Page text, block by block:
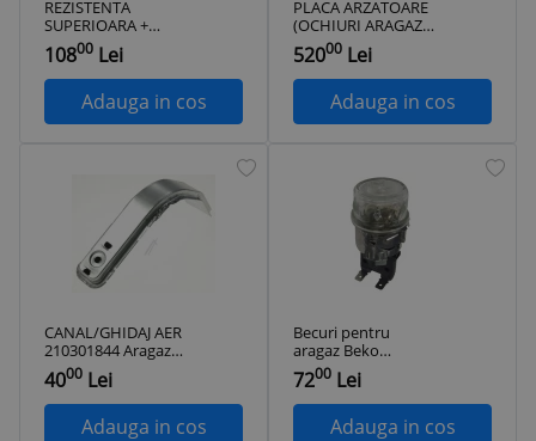
REZISTENTA
SUPERIOARA +
GRILL 1600W
Aragaz Beko
FSMT52320DXO, 4
arzatoare, Mixt
10800 Lei
Adauga in cos
PLACA ARZATOARE
(OCHIURI ARAGAZ)
ARCELIK / BEKO
210301290
52000 Lei
Adauga in cos
CANAL/GHIDAJ AER
210301844 Aragaz
Beko FSE62110DX
ARCELIK / BEKO
4000 Lei
Adauga in cos
Becuri pentru
aragaz Beko
FSGT62110DXO
265100022 ARCELIK
/ BEKO
7200 Lei
Adauga in cos